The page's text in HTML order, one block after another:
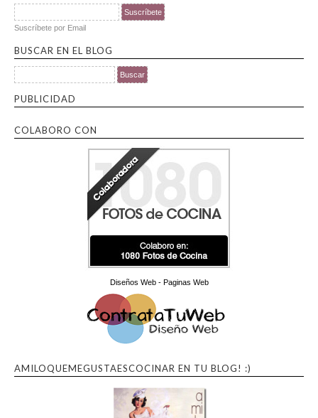
Suscríbete por Email
BUSCAR EN EL BLOG
Buscar por:
PUBLICIDAD
COLABORO CON
Diseños Web - Paginas Web
AMILOQUEMEGUSTAESCOCINAR EN TU BLOG! :)